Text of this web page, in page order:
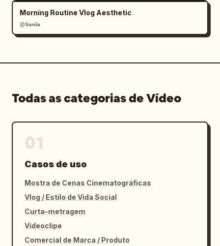
Morning Routine Vlog Aesthetic
@𝗦𝗮𝗻𝗶𝗮
Todas as categorias de Vídeo
Casos de uso
Mostra de Cenas Cinematográficas
Vlog / Estilo de Vida Social
Curta-metragem
Videoclipe
Comercial de Marca / Produto